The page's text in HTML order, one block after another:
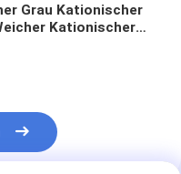
Grau Kationischer
Kationischer